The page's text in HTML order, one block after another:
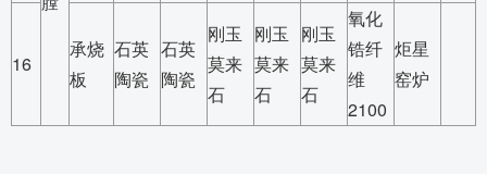
16
承烧
板
石英
陶瓷
石英
陶瓷
刚玉
莫来
石
刚玉
莫来
石
刚玉
莫来
石
氧化
锆纤
维
2100
炬星
窑炉